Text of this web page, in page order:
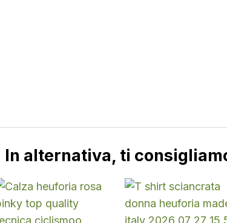
In alternativa, ti